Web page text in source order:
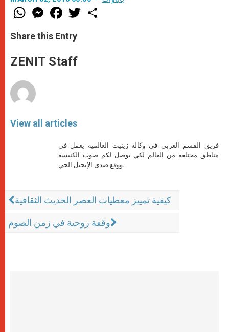
W
h
t
s
p
p
M
e
s
e
g
e
F
a
e
b
o
k
w
Share this Entry
ZENIT Staff
View all articles
فريق القسم العربي في وكالة زينيت العالمية يعمل في
مناطق مختلفة من العالم لكي يوصل لكم صوت الكنيسة
ووقع صدى الإنجيل الحي.
كيفية تمييز معطيات العصر الحديث الثقافية
وقفة روحية في زمن الصوم